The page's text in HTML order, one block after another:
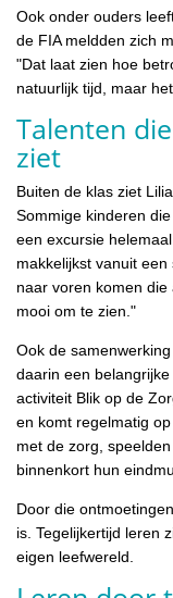
Ook onder ouders
de FIA meldden zich
"Dat laat zien hoe
natuurlijk tijd, maar
Talenten
ziet
Buiten de klas ziet
Sommige kinderen
een excursie
makkelijkst vanuit
naar voren komen
mooi om te zien."
Ook de
daarin een
activiteit Blik op de
en komt regelmatig
met de zorg,
binnenkort hun
Door die
is. Tegelijkertijd leren
eigen leefwereld.